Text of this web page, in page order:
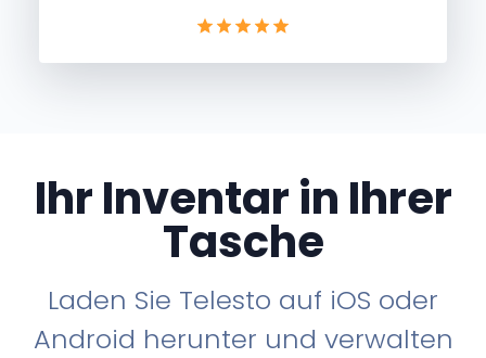
Ihr Inventar in Ihrer
Tasche
Laden Sie Telesto auf iOS oder
Android herunter und verwalten